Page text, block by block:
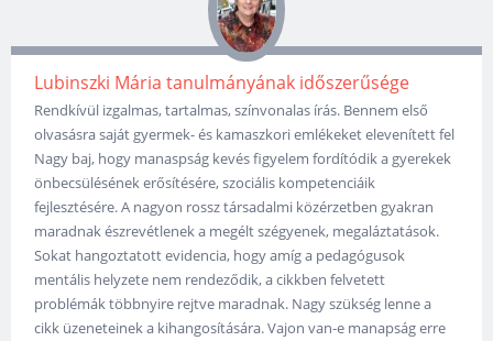
Lubinszki Mária tanulmányának időszerűsége
Rendkívül izgalmas, tartalmas, színvonalas írás. Bennem első
olvasásra saját gyermek- és kamaszkori emlékeket elevenített fel
Nagy baj, hogy manaspság kevés figyelem fordítódik a gyerekek
önbecsülésének erősítésére, szociális kompetenciáik
fejlesztésére. A nagyon rossz társadalmi közérzetben gyakran
maradnak észrevétlenek a megélt szégyenek, megaláztatások.
Sokat hangoztatott evidencia, hogy amíg a pedagógusok
mentális helyzete nem rendeződik, a cikkben felvetett
problémák többnyire rejtve maradnak. Nagy szükség lenne a
cikk üzeneteinek a kihangosítására. Vajon van-e manapság erre